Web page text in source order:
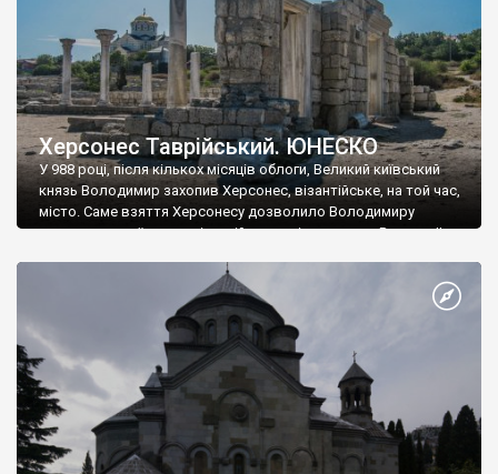
Херсонес Таврійський. ЮНЕСКО
У 988 році, після кількох місяців облоги, Великий київський
князь Володимир захопив Херсонес, візантійське, на той час,
місто. Саме взяття Херсонесу дозволило Володимиру
диктувати свої умови візантійському імператору Василю ІІ, та
Херсонесі Володимир-язичник, став Василем-християнином.
А потім було Хрещення Русі. На честь Херсонесу Таврійського